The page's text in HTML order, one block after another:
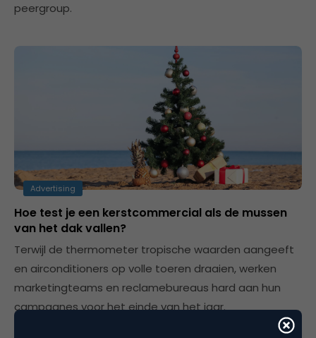
peergroup.
Advertising
Hoe test je een kerstcommercial als de mussen
van het dak vallen?
Terwijl de thermometer tropische waarden aangeeft
en airconditioners op volle toeren draaien, werken
marketingteams en reclamebureaus hard aan hun
campagnes voor het einde van het jaar.